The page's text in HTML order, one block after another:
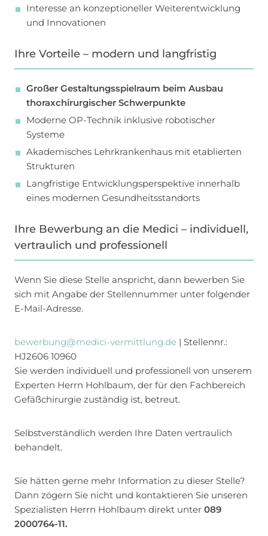
Interesse an konzeptioneller Weiterentwicklung
und Innovationen
Ihre Vorteile – modern und langfristig
Großer Gestaltungsspielraum beim Ausbau
thoraxchirurgischer Schwerpunkte
Moderne OP-Technik inklusive robotischer
Systeme
Akademisches Lehrkrankenhaus mit etablierten
Strukturen
Langfristige Entwicklungsperspektive innerhalb
eines modernen Gesundheitsstandorts
Ihre Bewerbung an die Medici – individuell,
vertraulich und professionell
Wenn Sie diese Stelle anspricht, dann bewerben Sie
sich mit Angabe der Stellennummer unter folgender
E-Mail-Adresse.
bewerbung@medici-vermittlung.de | Stellennr.:
HJ2606 10960
Sie werden individuell und professionell von unserem
Experten Herrn Hohlbaum, der für den Fachbereich
Gefäßchirurgie zuständig ist, betreut.
Selbstverständlich werden Ihre Daten vertraulich
behandelt.
Sie hätten gerne mehr Information zu dieser Stelle?
Dann zögern Sie nicht und kontaktieren Sie unseren
Spezialisten Herrn Hohlbaum direkt unter 089
2000764-11.